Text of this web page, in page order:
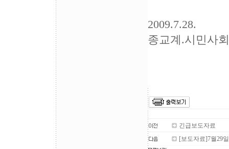
2009.7.28.
종교계.시민사
긴급보도자료
[보도자료]7월29